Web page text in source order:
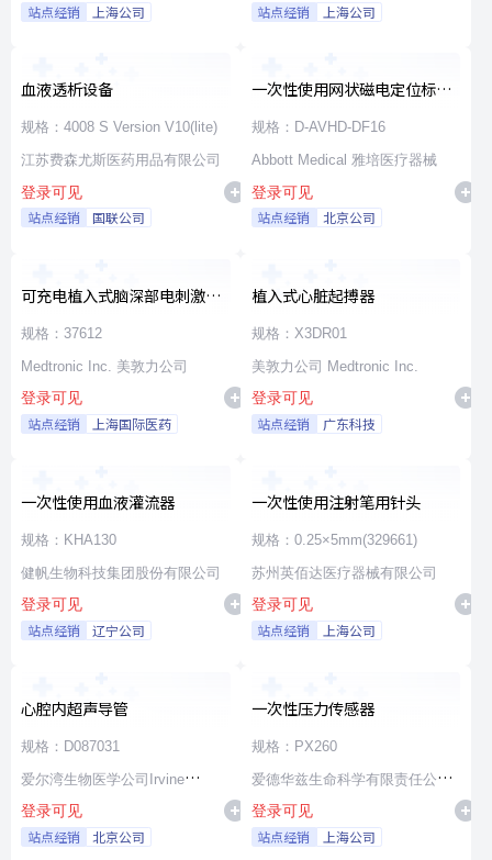
站点经销 上海公司 站点经销 上海公司
血液透析设备
规格：4008 S Version V10(lite)
江苏费森尤斯医药用品有限公司
登录可见
站点经销 国联公司
一次性使用网状磁电定位标测
导管
规格：D-AVHD-DF16
Abbott Medical 雅培医疗器械
登录可见
站点经销 北京公司
可充电植入式脑深部电刺激脉
冲发生器套件
规格：37612
Medtronic Inc. 美敦力公司
登录可见
站点经销 上海国际医药
植入式心脏起搏器
规格：X3DR01
美敦力公司 Medtronic Inc.
登录可见
站点经销 广东科技
一次性使用血液灌流器
规格：KHA130
健帆生物科技集团股份有限公司
登录可见
站点经销 辽宁公司
一次性使用注射笔用针头
规格：0.25×5mm(329661)
苏州英佰达医疗器械有限公司
登录可见
站点经销 上海公司
心腔内超声导管
规格：D087031
爱尔湾生物医学公司Irvine
Biomedical,Inc. a St. Jude
Medical Company
登录可见
站点经销 北京公司
一次性压力传感器
规格：PX260
爱德华兹生命科学有限责任公司
Edwards Lifesciences LLC
登录可见
站点经销 上海公司